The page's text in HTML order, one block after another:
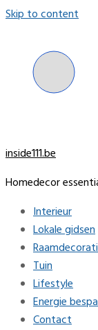
Skip to content
inside111.be
Homedecor
Interieur
Lokale gidsen
Tuin
Lifestyle
Energie
Contact